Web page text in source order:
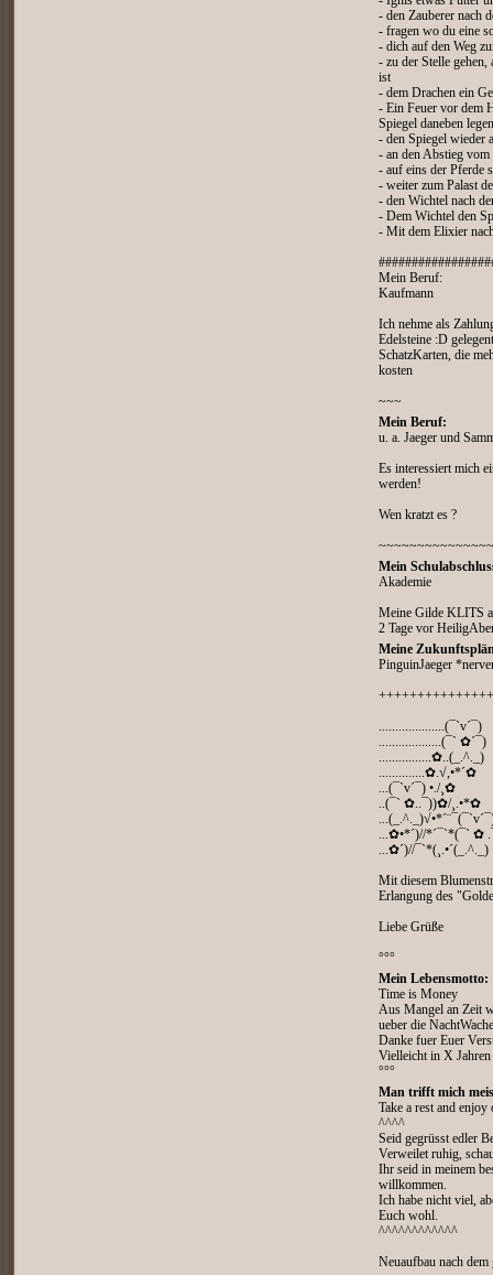
- den Zauberer nach
- fragen wo du eine
- dich auf den Weg
- zu der Stelle gehen,
ist
- dem Drachen ein
- Ein Feuer vor dem
Spiegel daneben legen
- den Spiegel wieder
- an den Abstieg vom
- auf eins der Pferde
- weiter zum Palast
- den Wichtel nach
- Dem Wichtel den
- Mit dem Elixier
Mein Beruf:
Kaufmann
Ich nehme als
Edelsteine :D
SchatzKarten, die
kosten
~~~
Mein Beruf:
u. a. Jaeger und
Es interessiert mich
werden!
Wen kratzt es ?
Mein
Akademie
Meine Gilde KLITS
2 Tage vor
Meine
PinguinJaeger
....................(¯`v´¯)
...................(¯` ✿´¯)
................✿..(_.^._)
..............✿.√,•*´✿
...(¯`v´¯) •./¸✿
..(¯` ✿..¯))✿/¸.•*✿
...✿•*´)//*´¯`*(¯` ✿
...✿´)//¯`*(¸.•´(_.^._)
Mit diesem
Erlangung des
Liebe Grüße
°°°
Mein Lebensmotto:
Time is Money
Aus Mangel an Zeit
ueber die
Danke fuer Euer
Vielleicht in X
°°°
Man trifft mich
Take a rest and
^^^^
Seid gegrüsst edler
Verweilet ruhig,
Ihr seid in meinem
willkommen.
Ich habe nicht viel,
Euch wohl.
^^^^^^^^^^^^
Neuaufbau nach